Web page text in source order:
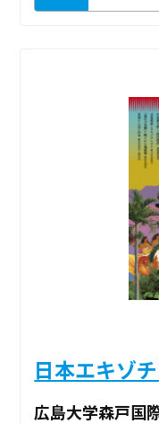
日本エキゾ
広島大学森戸国